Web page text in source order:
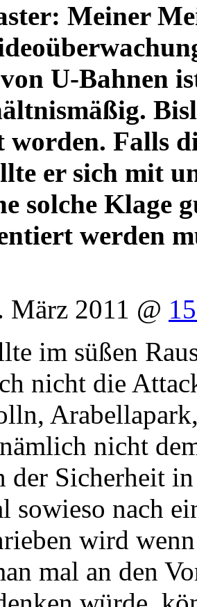
Meiner
U-Bahnen
worden. Falls
er sich mit
solche Klage
werden
2011 @
im süßen
nicht die
nicht
der Sicherheit
sowieso nach
wird
mal an den